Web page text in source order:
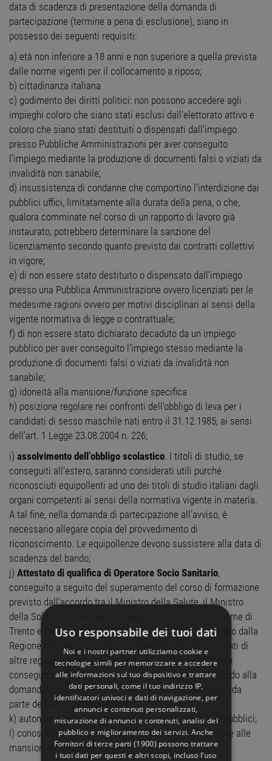
data di scadenza di presentazione della domanda di
partecipazione (termine a pena di esclusione), siano in
possesso dei seguenti requisiti:
a) età non inferiore a 18 anni e non superiore a quella prevista
dalle norme vigenti per il collocamento a riposo;
b) cittadinanza italiana
c) godimento dei diritti politici: non possono accedere agli
impieghi coloro che siano stati esclusi dall'elettorato attivo e
coloro che siano stati destituiti o dispensati dall'impiego
presso Pubbliche Amministrazioni per aver conseguito
l’impiego mediante la produzione di documenti falsi o viziati da
invalidità non sanabile;
d) insussistenza di condanne che comportino l’interdizione dai
pubblici uffici, limitatamente alla durata della pena, o che,
qualora comminate nel corso di un rapporto di lavoro già
instaurato, potrebbero determinare la sanzione del
licenziamento secondo quanto previsto dai contratti collettivi
in vigore;
e) di non essere stato destituito o dispensato dall’impiego
presso una Pubblica Amministrazione ovvero licenziati per le
medesime ragioni ovvero per motivi disciplinari ai sensi della
vigente normativa di legge o contrattuale;
f) di non essere stato dichiarato decaduto da un impiego
pubblico per aver conseguito l'impiego stesso mediante la
produzione di documenti falsi o viziati da invalidità non
sanabile;
g) idoneità alla mansione/funzione specifica
h) posizione regolare nei confronti dell’obbligo di leva per i
candidati di sesso maschile nati entro il 31.12.1985, ai sensi
dell’art. 1 Legge 23.08.2004 n. 226;
i) assolvimento dell’obbligo scolastico. I titoli di studio, se
conseguiti all'estero, saranno considerati utili purché
riconosciuti equipollenti ad uno dei titoli di studio italiani dagli
organi competenti ai sensi della normativa vigente in materia.
A tal fine, nella domanda di partecipazione all'avviso, è
necessario allegare copia del provvedimento di
riconoscimento. Le equipollenze devono sussistere alla data di
scadenza del bando;
j) Attestato di qualifica di Operatore Socio Sanitario,
conseguito a seguito del superamento del corso di formazione
previsto dall’accordo tra il Ministro della Salute, il Ministro
della Solidarietà Sociale e le Regioni e Province Autonome di
Trento e Bolzano del 22.02.2001 rilasciato o riconosciuto dalla
Regione Marche o attestato equivalente rilasciato da Enti di
altre regioni o emessi all’estero; l'equipollenza del titolo
conseguito all'estero dovrà essere comprovata, allegando alla
domanda di ammissione al concorso il riconoscimento da
parte dell'Autorità competente;
k) autonomia nella locomozione con mezzi propri e/o pubblici;
l) conoscenza adeguata della lingua italiana in relazione alle
mansioni da svolgere
Uso responsabile dei tuoi dati
Noi e i nostri partner utilizziamo cookie e
tecnologie simili per memorizzare e accedere
alle informazioni sul tuo dispositivo e trattare
dati personali, come il tuo indirizzo IP,
identificatori univoci e dati di navigazione, per
annunci e contenuti personalizzati,
misurazione di annunci e contenuti, analisi del
pubblico e miglioramento dei servizi. Anche
Fornitori di terze parti (1900) possono trattare
i tuoi dati per questi e altri scopi, incluso l’uso